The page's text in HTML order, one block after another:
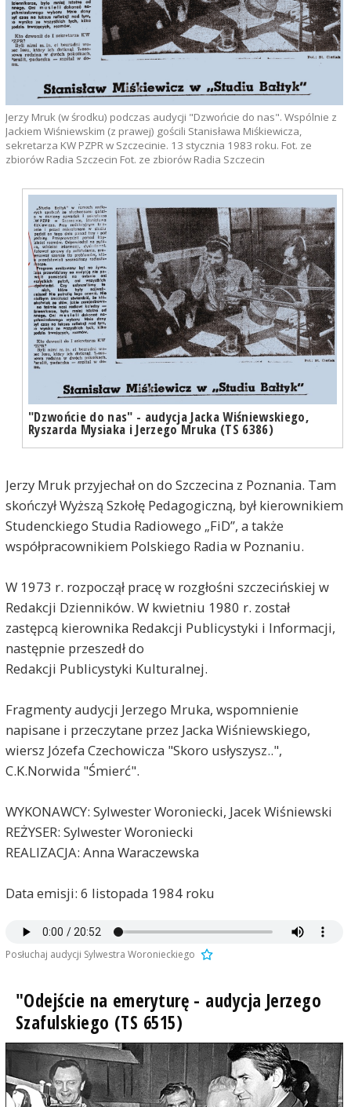
Jerzy Mruk (w środku) podczas audycji "Dzwońcie do nas". Wspólnie z
Jackiem Wiśniewskim (z prawej) gościli Stanisława Miśkiewicza,
sekretarza KW PZPR w Szczecinie. 13 stycznia 1983 roku. Fot. ze
zbiorów Radia Szczecin Fot. ze zbiorów Radia Szczecin
"Dzwońcie do nas" - audycja Jacka Wiśniewskiego,
Ryszarda Mysiaka i Jerzego Mruka (TS 6386)
Jerzy Mruk przyjechał on do Szczecina z Poznania. Tam
skończył Wyższą Szkołę Pedagogiczną, był kierownikiem
Studenckiego Studia Radiowego „FiD”, a także
współpracownikiem Polskiego Radia w Poznaniu.
W 1973 r. rozpoczął pracę w rozgłośni szczecińskiej w
Redakcji Dzienników. W kwietniu 1980 r. został
zastępcą kierownika Redakcji Publicystyki i Informacji,
następnie przeszedł do
Redakcji Publicystyki Kulturalnej.
Fragmenty audycji Jerzego Mruka, wspomnienie
napisane i przeczytane przez Jacka Wiśniewskiego,
wiersz Józefa Czechowicza "Skoro usłyszysz..",
C.K.Norwida "Śmierć".
WYKONAWCY: Sylwester Woroniecki, Jacek Wiśniewski
REŻYSER: Sylwester Woroniecki
REALIZACJA: Anna Waraczewska
Data emisji: 6 listopada 1984 roku
Posłuchaj audycji Sylwestra Woronieckiego
"Odejście na emeryturę - audycja Jerzego
Szafulskiego (TS 6515)